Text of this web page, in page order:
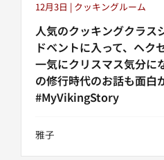
12月3日 | クッキングルーム
人気のクッキングクラス
ドベントに入って、ヘク
一気にクリスマス気分に
の修行時代のお話も面白
#MyVikingStory
雅子